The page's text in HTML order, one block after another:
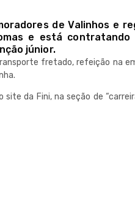
de Valinhos e
e está
júnior.
fretado, refeição na
da Fini, na seção de